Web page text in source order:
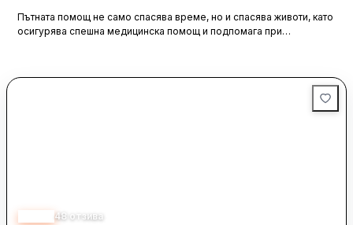
Пътната помощ не само спасява време, но и спасява животи, като
осигурява спешна медицинска помощ и подпомага при
48 отзива